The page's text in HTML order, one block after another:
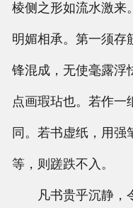
棱侧之形如流水激来
明媚相承。第一须存
锋混成，无使毫露浮
点画瑕玷也。若作一
同。若书虚纸，用
等，则蹉跌不入。
凡书贵乎沉静，令